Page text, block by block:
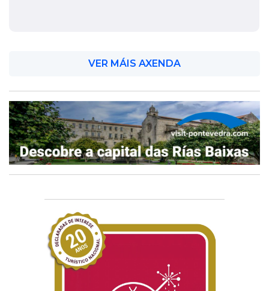
VER MÁIS AXENDA